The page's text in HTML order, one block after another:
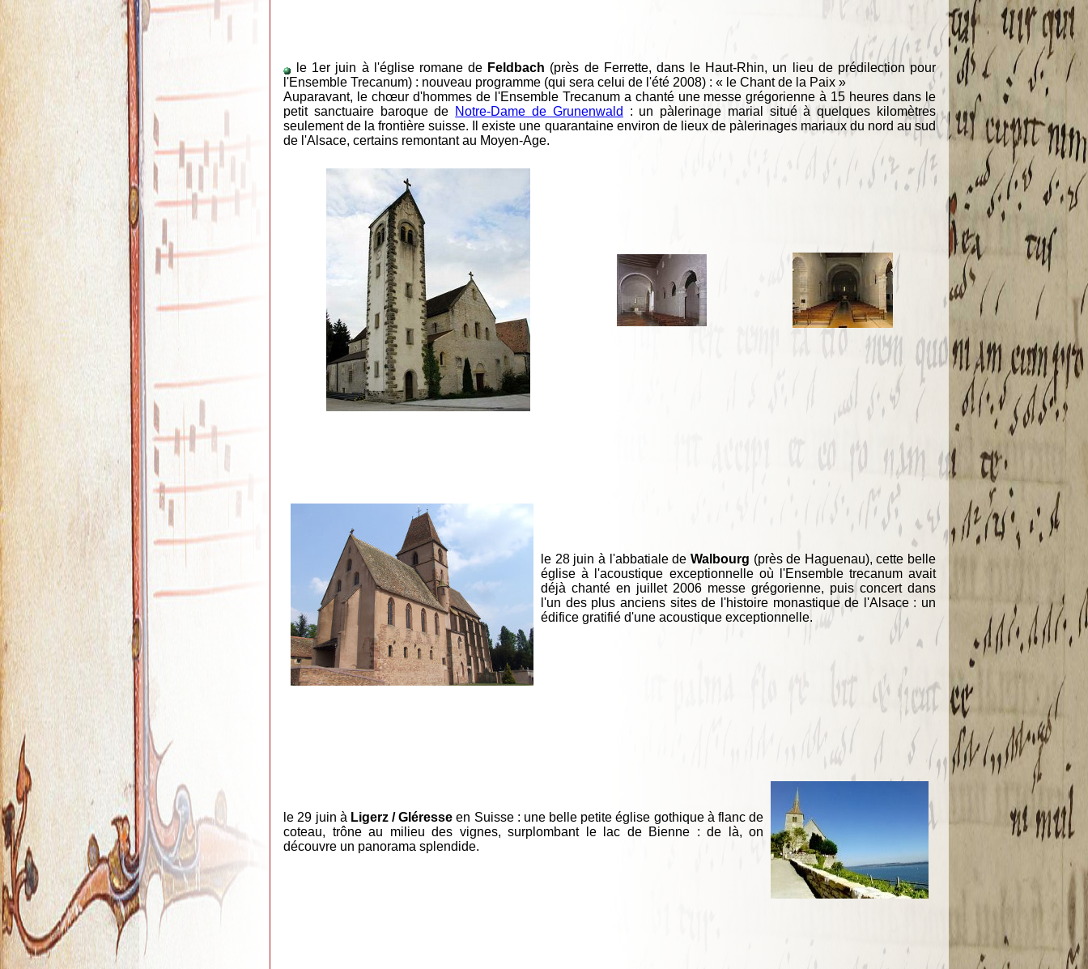
le 1er juin à l'église romane de Feldbach (près de Ferrette, dans le Haut-Rhin, un lieu de prédilection pour
l'Ensemble Trecanum) : nouveau programme (qui sera celui de l'été 2008) : « le Chant de la Paix »
Auparavant, le chœur d'hommes de l'Ensemble Trecanum a chanté une messe grégorienne à 15 heures dans le
petit sanctuaire baroque de Notre-Dame de Grunenwald
: un pàlerinage marial situé à quelques kilomètres
seulement de la frontière suisse. Il existe une quarantaine environ de lieux de pàlerinages mariaux du nord au sud
de l'Alsace, certains remontant au Moyen-Age.
le 28 juin à l'abbatiale de Walbourg (près de Haguenau), cette belle
église à l'acoustique exceptionnelle où l'Ensemble trecanum avait
déjà chanté en juillet 2006 messe grégorienne, puis concert dans
l'un des plus anciens sites de l'histoire monastique de l'Alsace : un
édifice gratifié d'une acoustique exceptionnelle.
le 29 juin à Ligerz / Gléresse en Suisse : une belle petite église gothique à flanc de
coteau, trône au milieu des vignes, surplombant le lac de Bienne : de là, on
découvre un panorama splendide.